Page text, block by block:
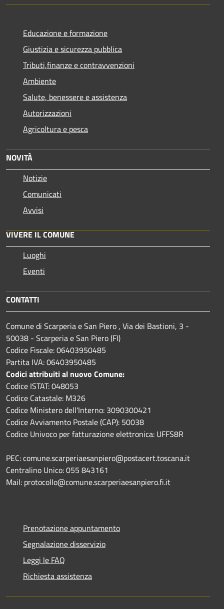
Educazione e formazione
Giustizia e sicurezza pubblica
Tributi,finanze e contravvenzioni
Ambiente
Salute, benessere e assistenza
Autorizzazioni
Agricoltura e pesca
NOVITÀ
Notizie
Comunicati
Avvisi
VIVERE IL COMUNE
Luoghi
Eventi
CONTATTI
Comune di Scarperia e San Piero , Via dei Bastioni, 3 -
50038 - Scarperia e San Piero (FI)
Codice Fiscale: 06403950485
Partita IVA: 06403950485
Codici attribuiti al nuovo Comune:
Codice ISTAT: 048053
Codice Catastale: M326
Codice Ministero dell'Interno: 3090300421
Codice Avviamento Postale (CAP): 50038
Codice Univoco per fatturazione elettronica: UFFS8R
PEC: comune.scarperiaesanpiero@postacert.toscana.it
Centralino Unico: 055 843161
Mail: protocollo@comune.scarperiaesanpiero.fi.it
Prenotazione appuntamento
Segnalazione disservizio
Leggi le FAQ
Richiesta assistenza